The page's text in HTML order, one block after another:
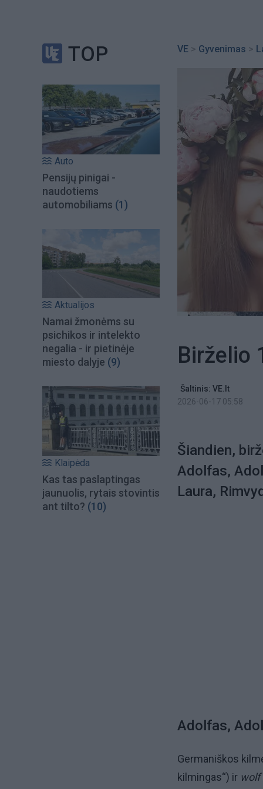
TOP
Auto
Pensijų pinigai -
naudotiems
automobiliams (1)
Aktualijos
Namai žmonėms su
psichikos ir intelekto
negalia - ir pietinėje
miesto dalyje (9)
Klaipėda
Kas tas paslaptingas
jaunuolis, rytais stovintis
ant tilto? (10)
VE > Gyvenimas >
Birželio
Šaltinis: VE.lt
2026-06-17 05:58
Šiandien,
Adolfas,
Laura,
Adolfas,
Germaniškos
kilmingas“) ir wolf